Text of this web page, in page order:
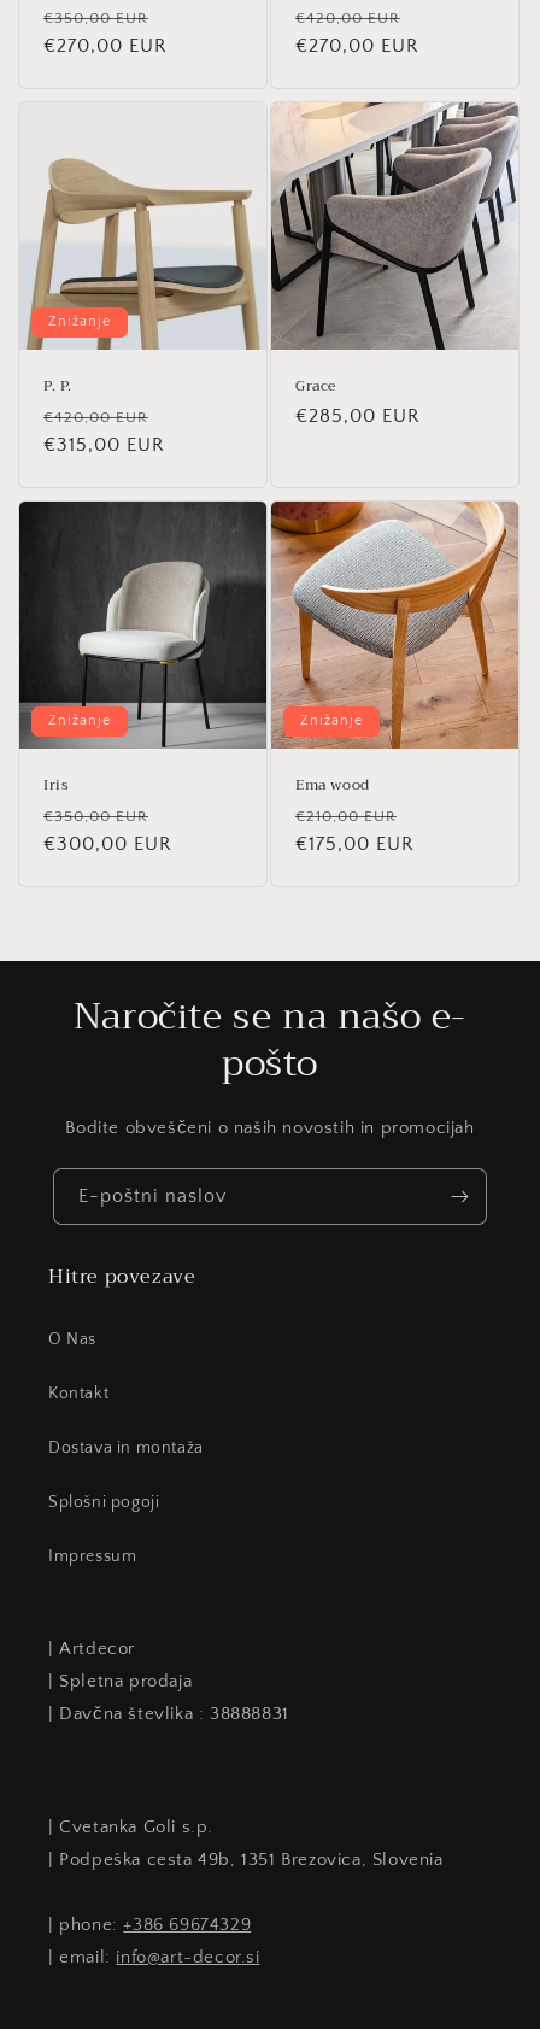
Redna
cena
€350,00 EUR
cena
€270,00 EUR
Redna
cena
€420,00 EUR
cena
€270,00 EUR
Znižanje
P. P.
Redna
cena
€420,00 EUR
cena
€315,00 EUR
Grace
Redna
€285,00 EUR
Znižanje
Iris
Redna
cena
€350,00 EUR
cena
€300,00 EUR
Znižanje
Ema wood
Redna
cena
€210,00 EUR
cena
€175,00 EUR
Naročite se na našo e-
pošto
Bodite obveščeni o naših novostih in promocijah
E-poštni naslov
Hitre povezave
O Nas
Kontakt
Dostava in montaža
Splošni pogoji
Impressum
| Artdecor
| Spletna prodaja
| Davčna števlika : 38888831
| Cvetanka Goli s.p.
| Podpeška cesta 49b, 1351 Brezovica, Slovenia
| phone:+386 69674329
| email: info@art-decor.si